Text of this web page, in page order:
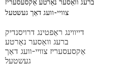
דייווינג ראַפטינג דרויסנדיק
ברעג וואַסער נאַרטע
אַקסעסעריז צוויי-וועג דאַך
געשטעל